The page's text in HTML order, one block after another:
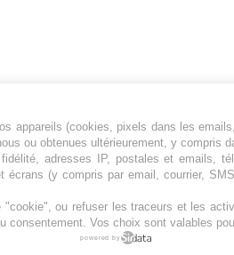
est un média sportif
de l'actualité de la
grosses actualités de la Ligue
du site | Syndication |Powered
appareils (cookies, pixels dans les
ou obtenues ultérieurement, y compris
adresses IP, postales et emails,
(y compris par email, courrier,
ou refuser les traceurs et les
Vos choix sont valables
powered by